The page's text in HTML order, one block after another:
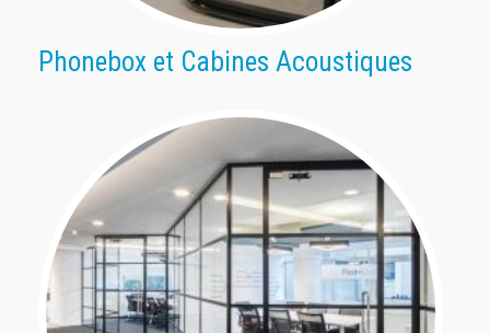
Phonebox et Cabines Acoustiques